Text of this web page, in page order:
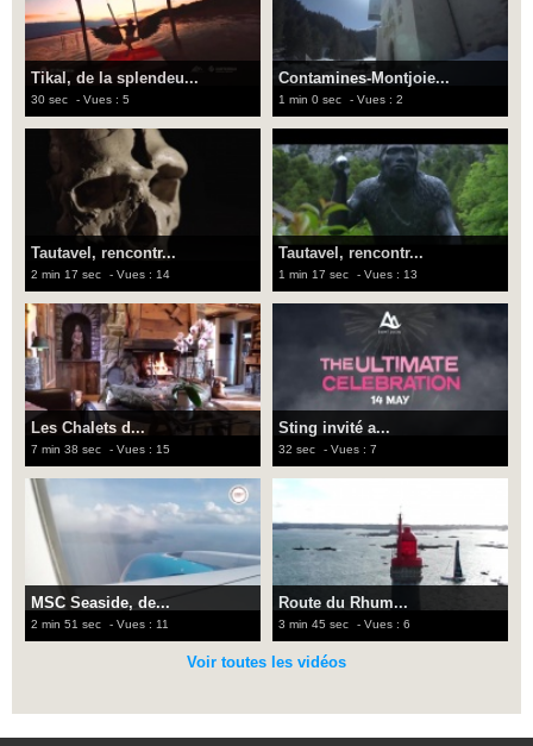
Tikal, de la splendeu...
30 sec - Vues : 5
Contamines-Montjoie...
1 min 0 sec - Vues : 2
Tautavel, rencontr...
2 min 17 sec - Vues : 14
Tautavel, rencontr...
1 min 17 sec - Vues : 13
Les Chalets d...
7 min 38 sec - Vues : 15
Sting invité a...
32 sec - Vues : 7
MSC Seaside, de...
2 min 51 sec - Vues : 11
Route du Rhum...
3 min 45 sec - Vues : 6
Voir toutes les vidéos